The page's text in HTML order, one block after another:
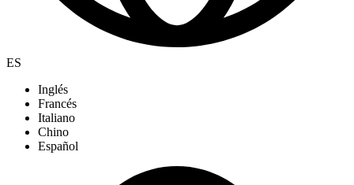
ES
Inglés
Francés
Italiano
Chino
Español